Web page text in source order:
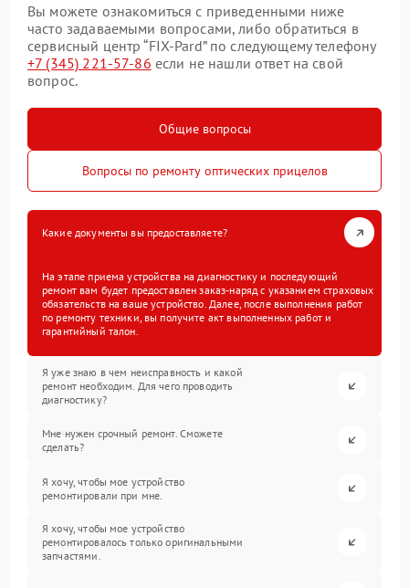
Вы можете ознакомиться с приведенными ниже
часто задаваемыми вопросами, либо обратиться в
сервисный центр “FIX-Pard” по следующему телефону
+7 (345) 221-57-86 если не нашли ответ на свой
вопрос.
Общие вопросы
Вопросы по ремонту оптических прицелов
Какие документы вы предоставляете?
На этапе приема устройства на диагностику и последующий
ремонт вам будет предоставлен заказ-наряд с указанием страховых
обязательств на ваше устройство. Далее, после выполнения работ
по ремонту техники, вы получите акт выполненных работ и
гарантийный талон.
Я уже знаю в чем неисправность и какой
ремонт необходим. Для чего проводить
диагностику?
Мне нужен срочный ремонт. Сможете
сделать?
Я хочу, чтобы мое устройство
ремонтировали при мне.
Я хочу, чтобы мое устройство
ремонтировалось только оригинальными
запчастями.